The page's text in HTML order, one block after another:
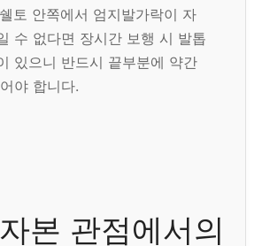
토 안쪽에서 엄지발가락이 자
수 없다면 장시간 보행 시 발톱
있으니 반드시 끝부분에 약간
야 합니다.
본 관점에서의